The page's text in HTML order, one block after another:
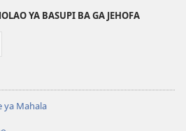
2021)
YA BASUPI BA GA JEHOFA
ya Mahala